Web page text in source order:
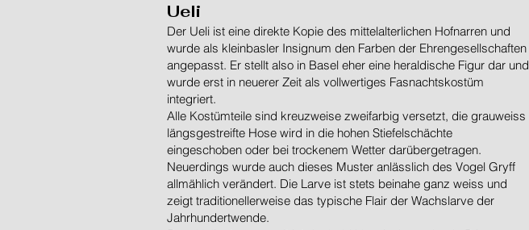
Ueli
Der Ueli ist eine direkte Kopie des mittelalterlichen Hofnarren und
wurde als kleinbasler Insignum den Farben der Ehrengesellschaften
angepasst. Er stellt also in Basel eher eine heraldische Figur dar und
wurde erst in neuerer Zeit als vollwertiges Fasnachtskostüm
integriert.
Alle Kostümteile sind kreuzweise zweifarbig versetzt, die grauweiss
längsgestreifte Hose wird in die hohen Stiefelschächte
eingeschoben oder bei trockenem Wetter darübergetragen.
Neuerdings wurde auch dieses Muster anlässlich des Vogel Gryff
allmählich verändert. Die Larve ist stets beinahe ganz weiss und
zeigt traditionellerweise das typische Flair der Wachslarve der
Jahrhundertwende.